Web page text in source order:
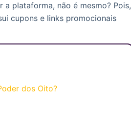
plataforma, não é mesmo? Pois,
cupons e links promocionais
dos Oito?